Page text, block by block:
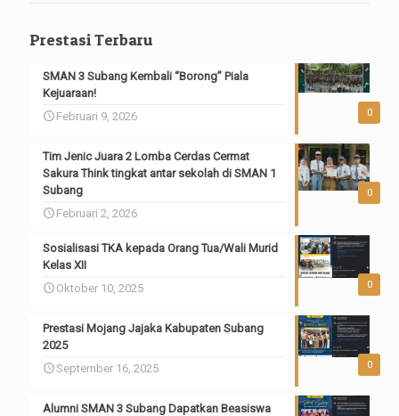
Prestasi Terbaru
0
SMAN 3 Subang Kembali “Borong” Piala
Kejuaraan!
Februari 9, 2026
0
Tim Jenic Juara 2 Lomba Cerdas Cermat
Sakura Think tingkat antar sekolah di SMAN 1
Subang
Februari 2, 2026
0
Sosialisasi TKA kepada Orang Tua/Wali Murid
Kelas XII
Oktober 10, 2025
0
Prestasi Mojang Jajaka Kabupaten Subang
2025
September 16, 2025
Alumni SMAN 3 Subang Dapatkan Beasiswa